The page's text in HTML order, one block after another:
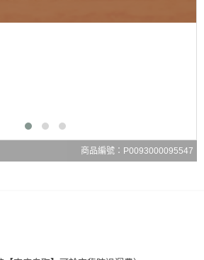
商品編號：P0093000095547